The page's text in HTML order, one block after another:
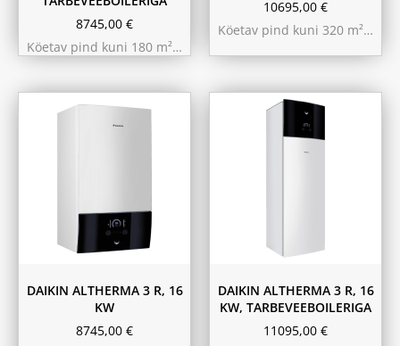
8745,00 €
Köetav pind kuni 180 m²…
10695,00 €
Köetav pind kuni 320 m²…
DAIKIN ALTHERMA 3 R, 16
KW
8745,00 €
230L
DAIKIN ALTHERMA 3 R, 16
KW, TARBEVEEBOILERIGA
11095,00 €